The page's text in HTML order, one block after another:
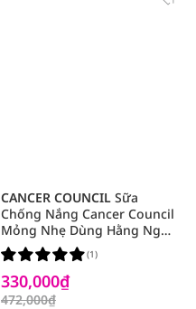
CANCER COUNCIL Sữa
Chống Nắng Cancer Council
Mỏng Nhẹ Dùng Hằng Ngày
Invisible Fluid Matte SPF50+
PA++++ 50ml
330,000₫
472,000₫
(1)